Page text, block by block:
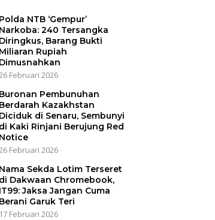
Polda NTB ‘Gempur’
Narkoba: 240 Tersangka
Diringkus, Barang Bukti
Miliaran Rupiah
Dimusnahkan
26 Februari 2026
Buronan Pembunuhan
Berdarah Kazakhstan
Diciduk di Senaru, Sembunyi
di Kaki Rinjani Berujung Red
Notice
26 Februari 2026
Nama Sekda Lotim Terseret
di Dakwaan Chromebook,
IT99: Jaksa Jangan Cuma
Berani Garuk Teri
17 Februari 2026